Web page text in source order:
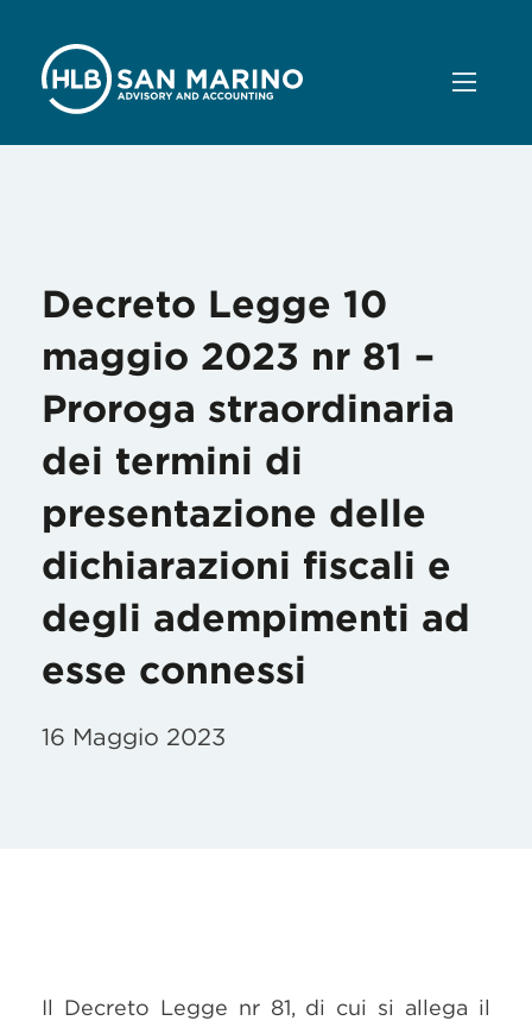
Decreto Legge 10
maggio 2023 nr 81 –
Proroga straordinaria
dei termini di
presentazione delle
dichiarazioni fiscali e
degli adempimenti ad
esse connessi
16 Maggio 2023
Il Decreto Legge nr 81, di cui si allega il